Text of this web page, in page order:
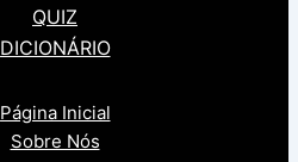
QUIZ
DICIONÁRIO
Página Inicial
Sobre Nós